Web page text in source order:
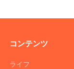
コンテンツ
ライフ